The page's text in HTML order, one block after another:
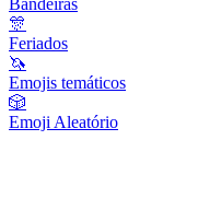
Bandeiras
🎊
Feriados
🦄
Emojis temáticos
🎲
Emoji Aleatório